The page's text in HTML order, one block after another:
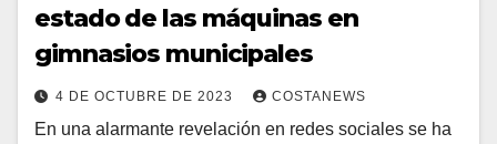
estado de las máquinas en
gimnasios municipales
4 DE OCTUBRE DE 2023 COSTANEWS
En una alarmante revelación en redes sociales se ha